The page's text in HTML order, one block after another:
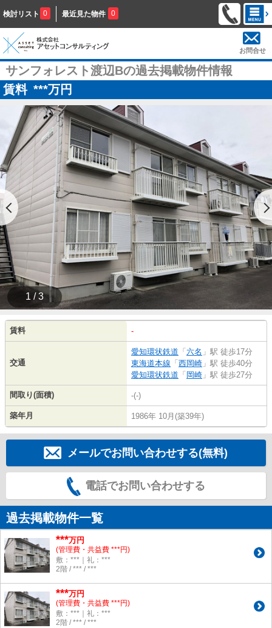
検討リスト 0 最近見た物件 0
お問合せ
サンフォレスト渡辺Bの過去掲載物件情報
賃料 ***万円
1 / 3
賃料 -
交通
愛知環状鉄道 「 六名 」駅 徒歩17分
東海道本線 「 西岡崎 」駅 徒歩40分
愛知環状鉄道 「 岡崎 」駅 徒歩27分
間取り(面積) -(-)
築年月 1986年 10月(築39年)
メールでお問い合わせする(無料)
電話でお問い合わせする
過去掲載物件一覧
***万円
(管理費・共益費 ***円)
敷：***｜礼：***
2階 / *** / ***
***万円
(管理費・共益費 ***円)
敷：***｜礼：***
2階 / *** / ***